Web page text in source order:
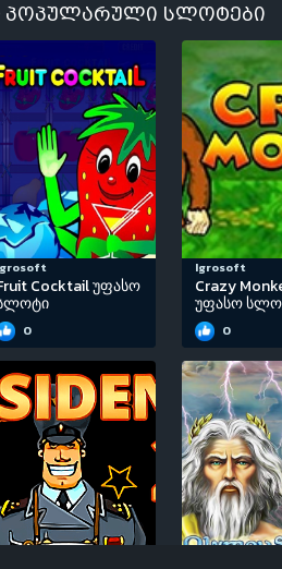
პოპულარული სლოტები
Cocktail უფასო
0
Igrosoft
Crazy
უფასო
0